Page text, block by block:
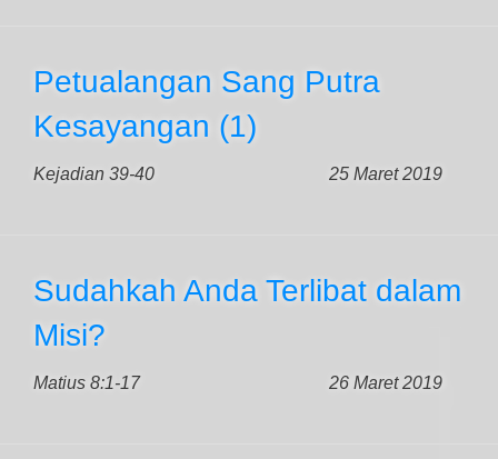
Petualangan Sang Putra
Kesayangan (1)
Kejadian 39-40 25 Maret 2019
Sudahkah Anda Terlibat dalam
Misi?
Matius 8:1-17 26 Maret 2019